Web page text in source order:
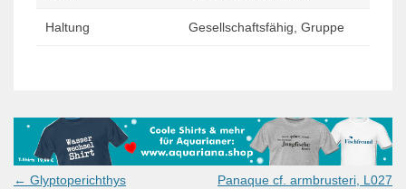
Haltung Gesellschaftsfähig, Gruppe
Post
← Glyptoperichthys
Panaque cf. armbrusteri, L027